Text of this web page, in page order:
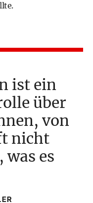
ist ein
über
von
nicht
es